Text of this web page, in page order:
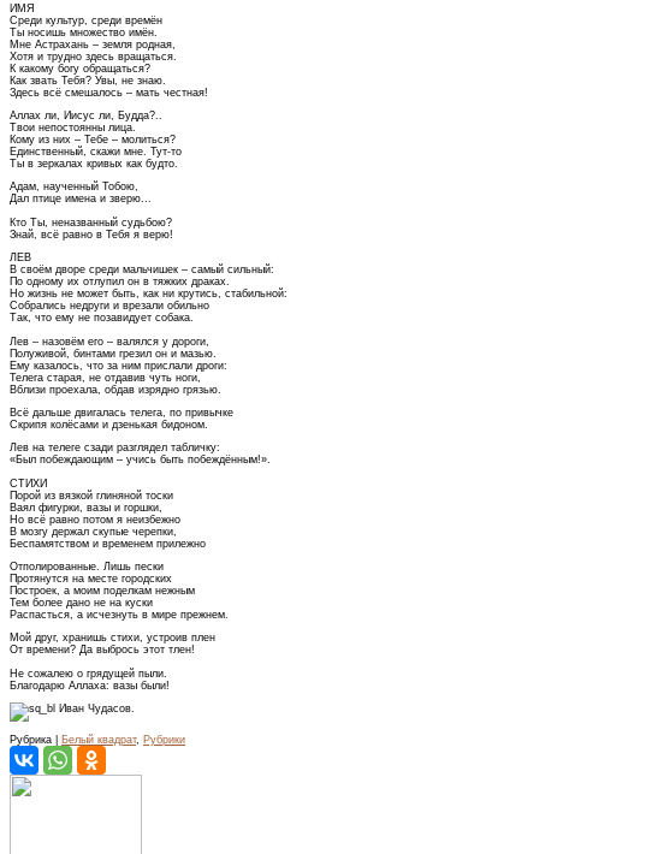
ИМЯ
Среди культур, среди времён
Ты носишь множество имён.
Мне Астрахань – земля родная,
Хотя и трудно здесь вращаться.
К какому богу обращаться?
Как звать Тебя? Увы, не знаю.
Здесь всё смешалось – мать честная!
Аллах ли, Иисус ли, Будда?..
Твои непостоянны лица.
Кому из них – Тебе – молиться?
Единственный, скажи мне. Тут-то
Ты в зеркалах кривых как будто.
Адам, наученный Тобою,
Дал птице имена и зверю...
Кто Ты, неназванный судьбою?
Знай, всё равно в Тебя я верю!
ЛЕВ
В своём дворе среди мальчишек – самый сильный:
По одному их отлупил он в тяжких драках.
Но жизнь не может быть, как ни крутись, стабильной:
Собрались недруги и врезали обильно
Так, что ему не позавидует собака.
Лев – назовём его – валялся у дороги,
Полуживой, бинтами грезил он и мазью.
Ему казалось, что за ним прислали дроги:
Телега старая, не отдавив чуть ноги,
Вблизи проехала, обдав изрядно грязью.
Всё дальше двигалась телега, по привычке
Скрипя колёсами и дзенькая бидоном.
Лев на телеге сзади разглядел табличку:
«Был побеждающим – учись быть побеждённым!».
СТИХИ
Порой из вязкой глиняной тоски
Ваял фигурки, вазы и горшки,
Но всё равно потом я неизбежно
В мозгу держал скупые черепки,
Беспамятством и временем прилежно
Отполированные. Лишь пески
Протянутся на месте городских
Построек, а моим поделкам нежным
Тем более дано не на куски
Распасться, а исчезнуть в мире прежнем.
Мой друг, хранишь стихи, устроив плен
От времени? Да выбрось этот тлен!
Не сожалею о грядущей пыли.
Благодарю Аллаха: вазы были!
Иван Чудасов.
Рубрика | Белый квадрат, Рубрики